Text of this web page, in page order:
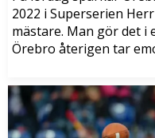
2022 i Superserien
mästare. Man gör det i
Örebro återigen tar